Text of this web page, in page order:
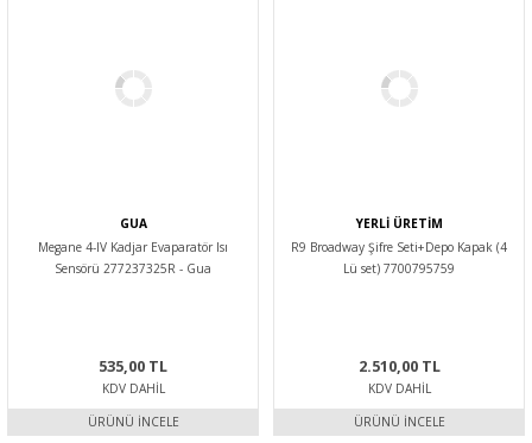
GUA
Megane 4-IV Kadjar Evaparatör Isı
Sensörü 277237325R - Gua
535,00 TL
KDV DAHIL
ÜRÜNÜ İNCELE
YERLİ ÜRETİM
R9 Broadway Şifre Seti+Depo Kapak (4
Lü set) 7700795759
2.510,00 TL
KDV DAHIL
ÜRÜNÜ İNCELE